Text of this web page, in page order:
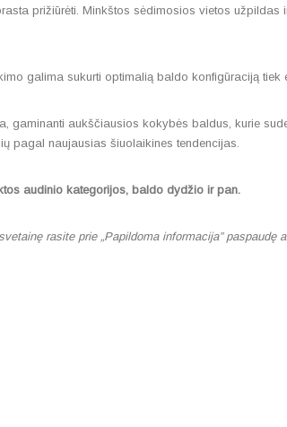
prižiūrėti. Minkštos sėdimosios vietos
galima sukurti optimalią baldo konfigūraciją tiek
gaminanti aukščiausios kokybės baldus, kurie
pagal naujausias šiuolaikines tendencijas.
audinio kategorijos, baldo dydžio ir pan.
rasite prie „Papildoma informacija” paspaudę